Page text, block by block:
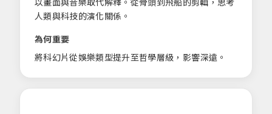
人類與科技的演化關係。
為何重要
將科幻片從娛樂類型提升至哲學層級，影響深遠。